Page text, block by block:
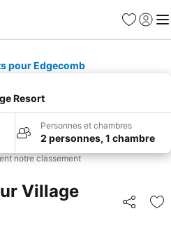
Favoris
Se
pour Edgecomb
Resort
Personnes et chambres
2 personnes, 1 chambre
notre classement
Village
Partager